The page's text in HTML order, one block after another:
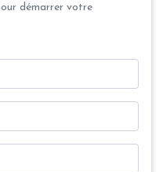
démarrer votre